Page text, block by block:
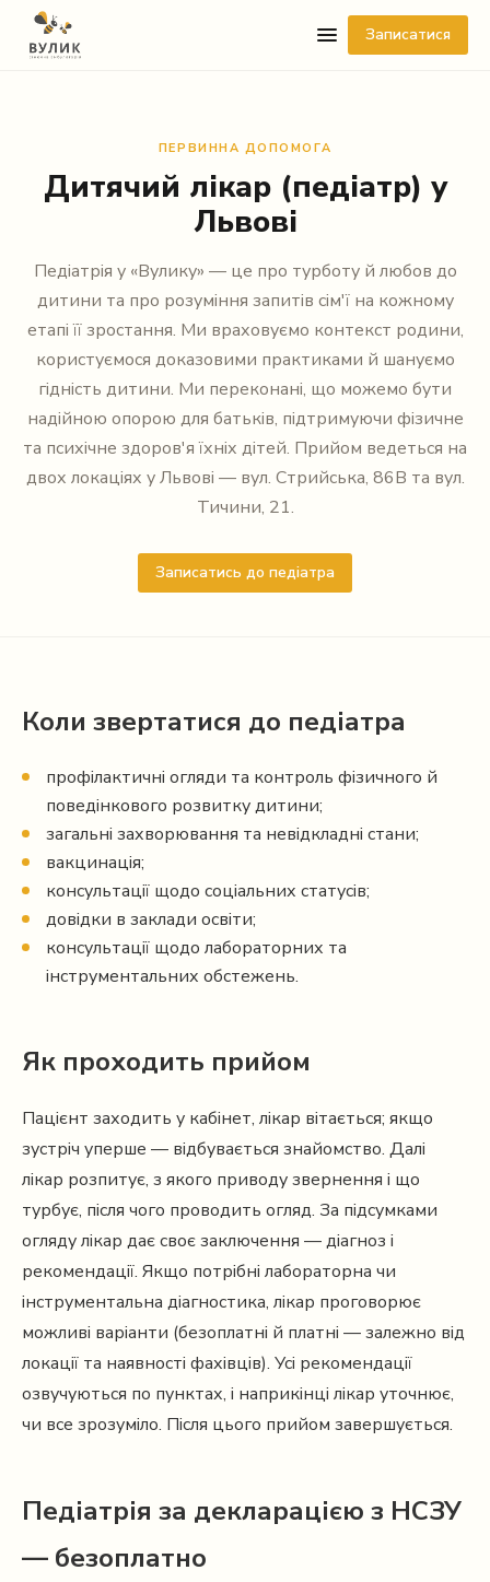
Записатися
ПЕРВИННА ДОПОМОГА
Дитячий лікар (педіатр) у
Львові
Педіатрія у «Вулику» — це про турботу й любов до
дитини та про розуміння запитів сім'ї на кожному
етапі її зростання. Ми враховуємо контекст родини,
користуємося доказовими практиками й шануємо
гідність дитини. Ми переконані, що можемо бути
надійною опорою для батьків, підтримуючи фізичне
та психічне здоров'я їхніх дітей. Прийом ведеться на
двох локаціях у Львові — вул. Стрийська, 86В та вул.
Тичини, 21.
Записатись до педіатра
Коли звертатися до педіатра
профілактичні огляди та контроль фізичного й
поведінкового розвитку дитини;
загальні захворювання та невідкладні стани;
вакцинація;
консультації щодо соціальних статусів;
довідки в заклади освіти;
консультації щодо лабораторних та
інструментальних обстежень.
Як проходить прийом
Пацієнт заходить у кабінет, лікар вітається; якщо
зустріч уперше — відбувається знайомство. Далі
лікар розпитує, з якого приводу звернення і що
турбує, після чого проводить огляд. За підсумками
огляду лікар дає своє заключення — діагноз і
рекомендації. Якщо потрібні лабораторна чи
інструментальна діагностика, лікар проговорює
можливі варіанти (безоплатні й платні — залежно від
локації та наявності фахівців). Усі рекомендації
озвучуються по пунктах, і наприкінці лікар уточнює,
чи все зрозуміло. Після цього прийом завершується.
Педіатрія за декларацією з НСЗУ
— безоплатно
Telegram
Viber
WhatsApp
Facebook Messenger
Instagram